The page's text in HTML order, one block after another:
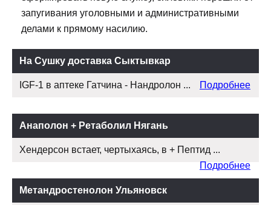
запугивания уголовными и административными
делами к прямому насилию.
На Сушку доставка Сыктывкар
IGF-1 в аптеке Гатчина - Нандролон ... Подробнее
Анаполон + Ретаболил Нягань
Хендерсон встает, чертыхаясь, в + Пептид ...
Подробнее
Метандростенолон Ульяновск